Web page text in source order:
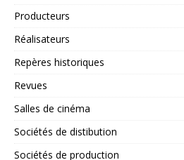
Producteurs
Réalisateurs
Repères historiques
Revues
Salles de cinéma
Sociétés de distibution
Sociétés de production